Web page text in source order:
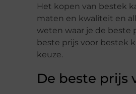
Het kopen van bestek
maten en kwaliteit en
weten waar je de beste
beste prijs voor bestek
keuze.
De beste prijs